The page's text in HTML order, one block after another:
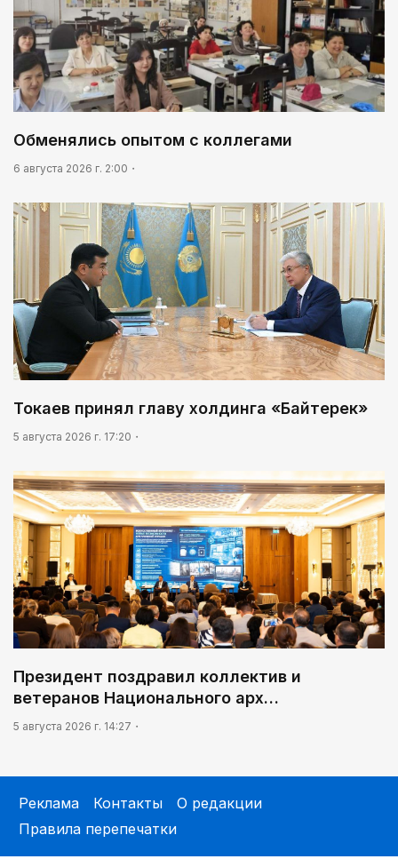
Обменялись опытом с коллегами
6 августа 2026 г. 2:00
Токаев принял главу холдинга «Байтерек»
5 августа 2026 г. 17:20
Президент поздравил коллектив и
ветеранов Национального арх…
5 августа 2026 г. 14:27
Реклама Контакты
О редакции
Правила перепечатки